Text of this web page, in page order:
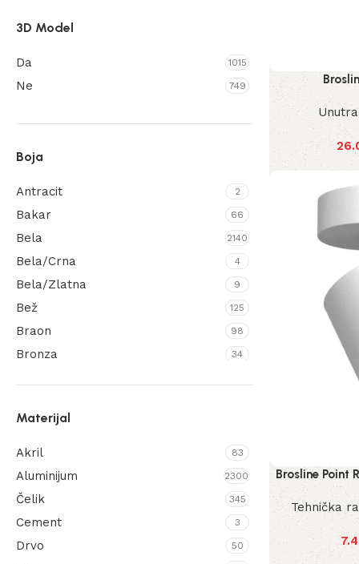
3D Model
Da 1015
Ne 749
Boja
Antracit 2
Bakar 66
Bela 2140
Bela/Crna 4
Bela/Zlatna 9
Bež 125
Braon 98
Bronza 34
Crna/Bronza
Crna/Zlatna 24
Crvena 53
Hrom 45
Kesten 7
Krem 19
Materijal
Akril 83
Aluminijum 2300
Čelik 345
Cement 3
Drvo 50
Brosline Point
Tehnička